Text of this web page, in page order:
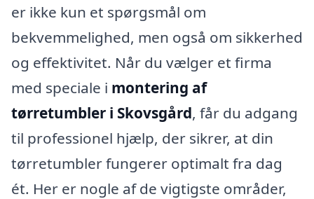
er ikke kun et spørgsmål om
bekvemmelighed, men også om sikkerhed
og effektivitet. Når du vælger et firma
med speciale i montering af
tørretumbler i Skovsgård, får du adgang
til professionel hjælp, der sikrer, at din
tørretumbler fungerer optimalt fra dag
ét. Her er nogle af de vigtigste områder,